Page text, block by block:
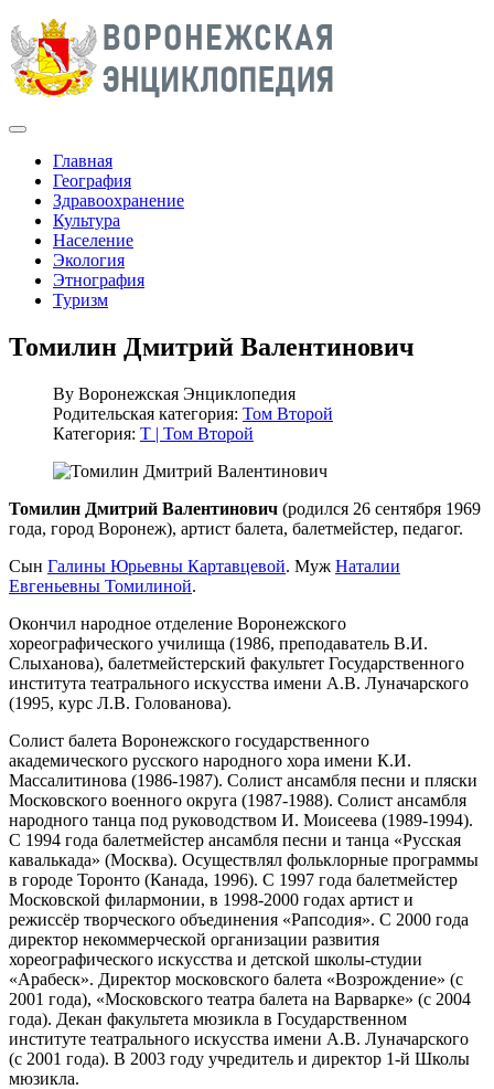
Главная
География
Здравоохранение
Культура
Население
Экология
Этнография
Туризм
Томилин Дмитрий Валентинович
By Воронежская Энциклопедия
Родительская категория: Том Второй
Категория: Т | Том Второй
Томилин Дмитрий Валентинович (родился 26 сентября 1969
года, город Воронеж), артист балета, балетмейстер, педагог.
Сын Галины Юрьевны Картавцевой. Муж Наталии
Евгеньевны Томилиной.
Окончил народное отделение Воронежского
хореографического училища (1986, преподаватель В.И.
Слыханова), балетмейстерский факультет Государственного
института театрального искусства имени А.В. Луначарского
(1995, курс Л.В. Голованова).
Солист балета Воронежского государственного
академического русского народного хора имени К.И.
Массалитинова (1986-1987). Солист ансамбля песни и пляски
Московского военного округа (1987-1988). Солист ансамбля
народного танца под руководством И. Моисеева (1989-1994).
С 1994 года балетмейстер ансамбля песни и танца «Русская
кавалькада» (Москва). Осуществлял фольклорные программы
в городе Торонто (Канада, 1996). С 1997 года балетмейстер
Московской филармонии, в 1998-2000 годах артист и
режиссёр творческого объединения «Рапсодия». С 2000 года
директор некоммерческой организации развития
хореографического искусства и детской школы-студии
«Арабеск». Директор московского балета «Возрождение» (с
2001 года), «Московского театра балета на Варварке» (с 2004
года). Декан факультета мюзикла в Государственном
институте театрального искусства имени А.В. Луначарского
(с 2001 года). В 2003 году учредитель и директор 1-й Школы
мюзикла.